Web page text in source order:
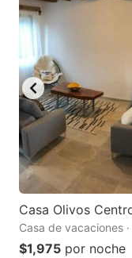
Casa Olivos
Casa de vacaciones
$1,975 por noche